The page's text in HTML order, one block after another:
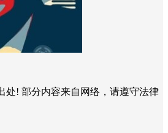
处! 部分内容来自网络，请遵守法律